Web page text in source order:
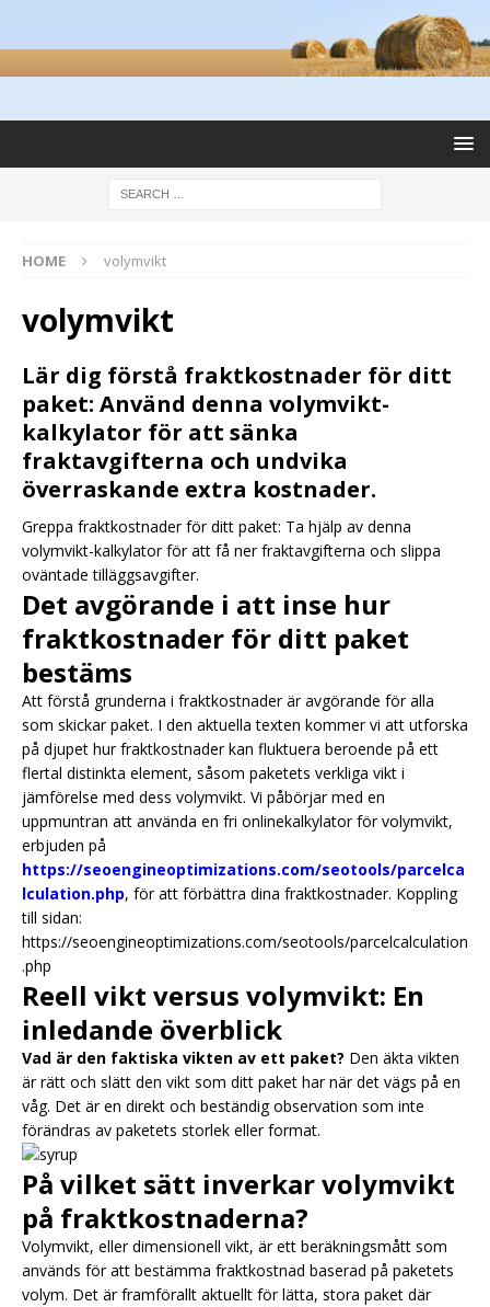
HOME volymvikt
volymvikt
Lär dig förstå fraktkostnader för ditt
paket: Använd denna volymvikt-
kalkylator för att sänka
fraktavgifterna och undvika
överraskande extra kostnader.
Greppa fraktkostnader för ditt paket: Ta hjälp av denna
volymvikt-kalkylator för att få ner fraktavgifterna och slippa
oväntade tilläggsavgifter.
Det avgörande i att inse hur
fraktkostnader för ditt paket
bestäms
Att förstå grunderna i fraktkostnader är avgörande för alla
som skickar paket. I den aktuella texten kommer vi att utforska
på djupet hur fraktkostnader kan fluktuera beroende på ett
flertal distinkta element, såsom paketets verkliga vikt i
jämförelse med dess volymvikt. Vi påbörjar med en
uppmuntran att använda en fri onlinekalkylator för volymvikt,
erbjuden på
https://seoengineoptimizations.com/seotools/parcelca
lculation.php, för att förbättra dina fraktkostnader. Koppling
till sidan:
https://seoengineoptimizations.com/seotools/parcelcalculation
.php
Reell vikt versus volymvikt: En
inledande överblick
Vad är den faktiska vikten av ett paket? Den äkta vikten
är rätt och slätt den vikt som ditt paket har när det vägs på en
våg. Det är en direkt och beständig observation som inte
förändras av paketets storlek eller format.
På vilket sätt inverkar volymvikt
på fraktkostnaderna?
Volymvikt, eller dimensionell vikt, är ett beräkningsmått som
används för att bestämma fraktkostnad baserad på paketets
volym. Det är framförallt aktuellt för lätta, stora paket där